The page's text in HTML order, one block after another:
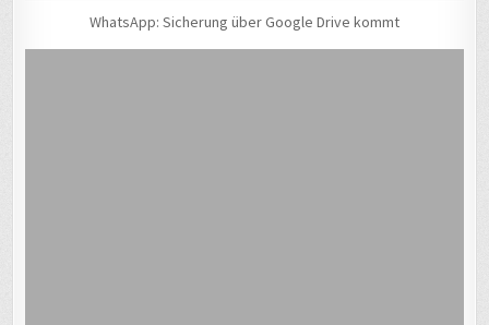
WhatsApp: Sicherung über Google Drive kommt